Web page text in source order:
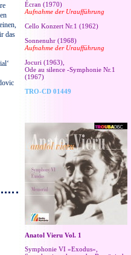
das
Écran (1970)
Aufnahme der Uraufführung
Cello Konzert Nr.1 (1962)
Sonnenuhr (1968)
Aufnahme der Uraufführung
Jocuri (1963),
Ode au silence -Symphonie Nr.1
(1967)
TRO-CD 01449
Anatol Vieru Vol. 1
Symphonie VI »Exodus«,